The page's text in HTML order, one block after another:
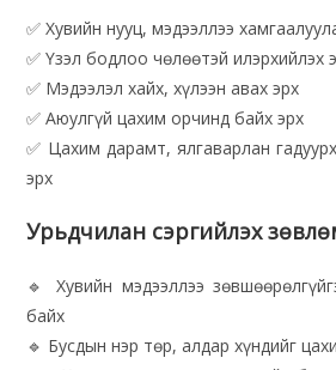
✅ Хувийн нууц, мэдээллээ
✅ Үзэл бодлоо чөлөөтэй илэрхийлэх
✅ Мэдээлэл хайх, хүлээн авах эрх
✅ Аюулгүй цахим орчинд байх эрх
✅ Цахим дарамт, ялгаварлан
эрх
Урьдчилан сэргийлэх
🔹 Хувийн мэдээллээ
байх
🔹 Бусдын нэр төр, алдар хүндийг